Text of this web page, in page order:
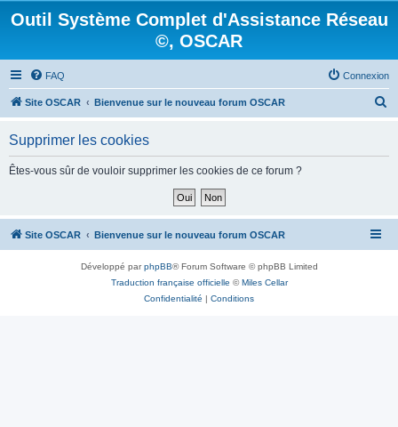
Outil Système Complet d'Assistance Réseau
©, OSCAR
FAQ Connexion
Site OSCAR Bienvenue sur le nouveau forum OSCAR
h
Supprimer les cookies
Êtes-vous sûr de vouloir supprimer les cookies de ce forum ?
Site OSCAR Bienvenue sur le nouveau forum OSCAR
Développé parphpBB® Forum Software © phpBB Limited
Traduction française officielle ©Miles Cellar
Confidentialité | Conditions